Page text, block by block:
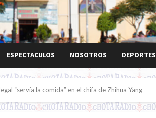
ESPECTACULOS NOSOTROS DEPORTES
“servía la comida” en el chifa de Zhihua Yang